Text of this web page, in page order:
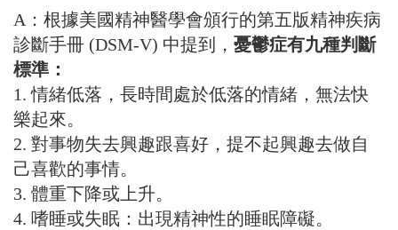
A：根據美國精神醫學會頒行的第五版精神疾病
診斷手冊 (DSM-V) 中提到， 憂鬱症有九種判斷
標準：
1. 情緒低落，長時間處於低落的情緒，無法快
樂起來。
2. 對事物失去興趣跟喜好，提不起興趣去做自
己喜歡的事情。
3. 體重下降或上升。
4. 嗜睡或失眠：出現精神性的睡眠障礙。